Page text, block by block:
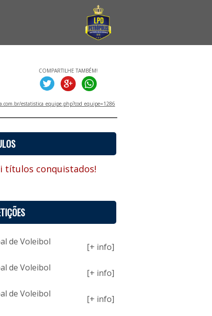
COMPARTILHE TAMBÉM!
estatistica_equipe.php?cod_equipe=1286
títulos conquistados!
de Voleibol
[+ info]
de Voleibol
[+ info]
de Voleibol
[+ info]